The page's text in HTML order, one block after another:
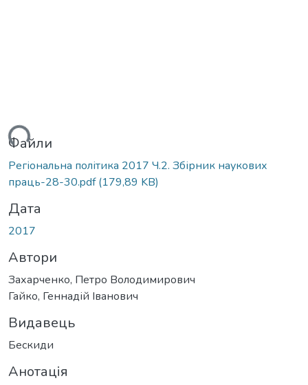
Файли
Регіональна політика 2017 Ч.2. Збірник наукових
праць-28-30.pdf(179,89 KB)
Дата
2017
Автори
Захарченко, Петро Володимирович
Гайко, Геннадій Іванович
Видавець
Бескиди
Анотація